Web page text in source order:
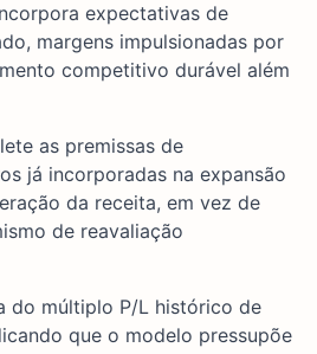
expectativas de
margens impulsionadas por
competitivo durável além
as premissas de
já incorporadas na expansão
da receita, em vez de
de reavaliação
do múltiplo P/L histórico de
que o modelo pressupõe